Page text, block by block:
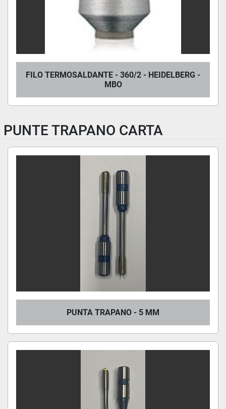
FILO TERMOSALDANTE - 360/2 - HEIDELBERG -
MBO
PUNTE TRAPANO CARTA
PUNTA TRAPANO - 5 MM